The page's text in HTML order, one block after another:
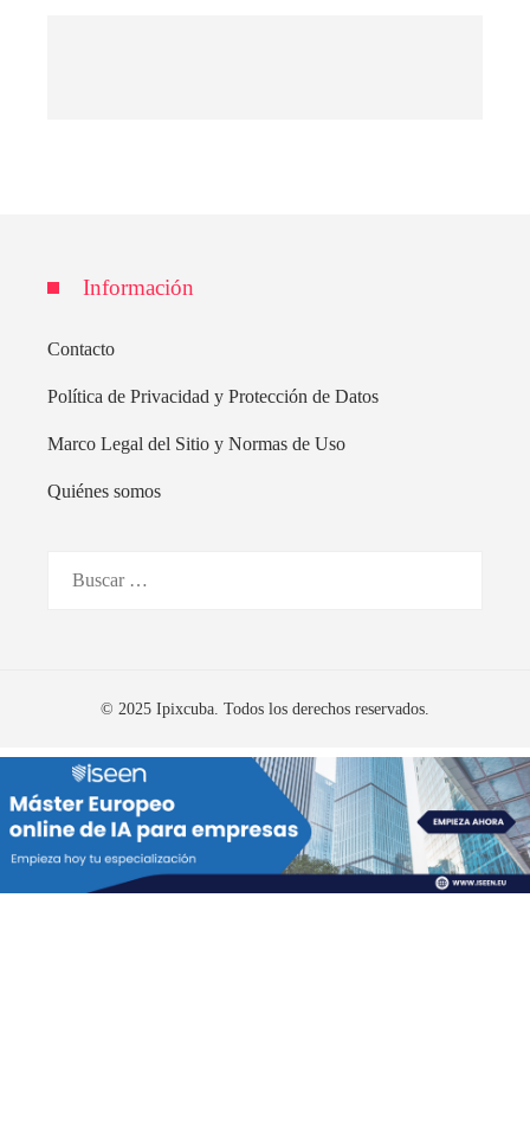
Información
Contacto
Política de Privacidad y Protección de Datos
Marco Legal del Sitio y Normas de Uso
Quiénes somos
© 2025 Ipixcuba. Todos los derechos reservados.